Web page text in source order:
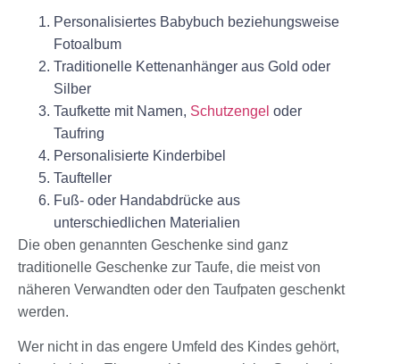
Personalisiertes Babybuch beziehungsweise
Fotoalbum
Traditionelle Kettenanhänger aus Gold oder
Silber
Taufkette mit Namen, Schutzengel oder
Taufring
Personalisierte Kinderbibel
Taufteller
Fuß- oder Handabdrücke aus
unterschiedlichen Materialien
Die oben genannten Geschenke sind ganz
traditionelle Geschenke zur Taufe, die meist von
näheren Verwandten oder den Taufpaten geschenkt
werden.
Wer nicht in das engere Umfeld des Kindes gehört,